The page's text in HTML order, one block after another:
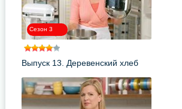
Сезон 3
Выпуск 13. Деревенский хлеб